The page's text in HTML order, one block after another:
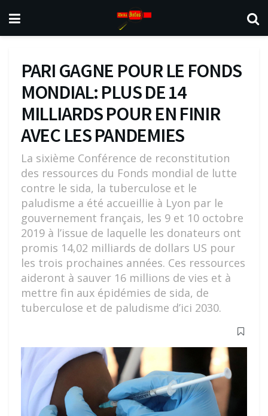
PARI GAGNE POUR LE FONDS
MONDIAL: PLUS DE 14
MILLIARDS POUR EN FINIR
AVEC LES PANDEMIES
La sixième Conférence de reconstitution
des ressources du Fonds mondial de lutte
contre le sida, la tuberculose et le
paludisme a été accueillie à Lyon par le
gouvernement français, les 9 et 10 octobre
2019 à l’issue de laquelle les donateurs ont
promis 14,02 milliards de dollars US pour
les trois prochaines années. Ces ressources
aideront à sauver 16 millions de vies et à
mettre fin aux épidémies de sida, de
tuberculose et de paludisme d’ici 2030.